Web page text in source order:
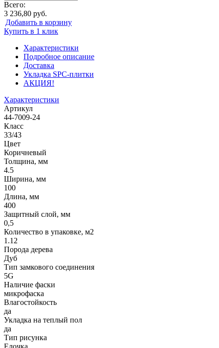
Всего:
3 236,80 руб.
Добавить в корзину
Купить в 1 клик
Характеристики
Подробное описание
Доставка
Укладка SPC-плитки
АКЦИЯ!
Характеристики
Артикул
44-7009-24
Класс
33/43
Цвет
Коричневый
Толщина, мм
4.5
Ширина, мм
100
Длина, мм
400
Защитный слой, мм
0,5
Количество в упаковке, м2
1.12
Порода дерева
Дуб
Тип замкового соединения
5G
Наличие фаски
микрофаска
Влагостойкость
да
Укладка на теплый пол
да
Тип рисунка